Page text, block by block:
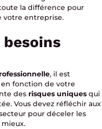
la différence pour
votre entreprise.
besoins
, il est
en fonction de votre
des risques uniques qui
Vous devez réfléchir aux
pour déceler les